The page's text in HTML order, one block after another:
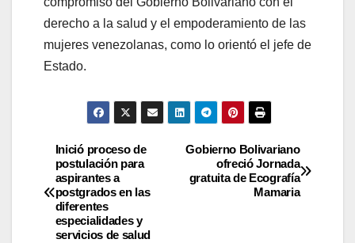
derecho a la salud y el empoderamiento de las
mujeres venezolanas, como lo orientó el jefe de
Estado.
Gobierno Bolivariano
ofreció Jornada
gratuita de Ecografía
Mamaria
Inició proceso de
postulación para
aspirantes a
postgrados en las
diferentes
especialidades y
servicios de salud